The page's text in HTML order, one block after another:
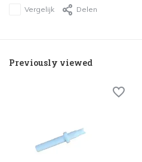
Vergelijk Delen
Previously viewed